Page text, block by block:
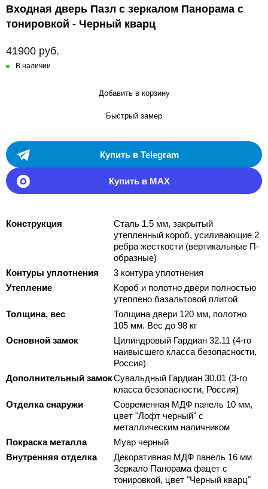
Входная дверь Пазл с зеркалом Панорама с
тонировкой - Черный кварц
41900 руб.
В наличии
Добавить в корзину
Быстрый замер
Купить в Telegram
Купить в MAX
Конструкция
Сталь 1,5 мм, закрытый
утепленный короб, усиливающие 2
ребра жесткости (вертикальные П-
образные)
Контуры уплотнения
3 контура уплотнения
Утепление
Короб и полотно двери полностью
утеплено базальтовой плитой
Толщина, вес
Толщина двери 120 мм, полотно
105 мм. Вес до 98 кг
Основной замок
Цилиндровый Гардиан 32.11 (4-го
наивысшего класса безопасности,
Россия)
Дополнительный замокСувальдный Гардиан 30.01 (3-го
класса безопасности, Россия)
Отделка снаружи
Современная МДФ панель 10 мм,
цвет "Лофт черный" с
металлическим наличником
Покраска металла
Муар черный
Внутренняя отделка
Декоративная МДФ панель 16 мм
Зеркало Панорама фацет с
тонировкой, цвет "Черный кварц"